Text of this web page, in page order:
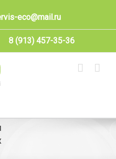
eco@mail.ru
8 (913) 457-35-36